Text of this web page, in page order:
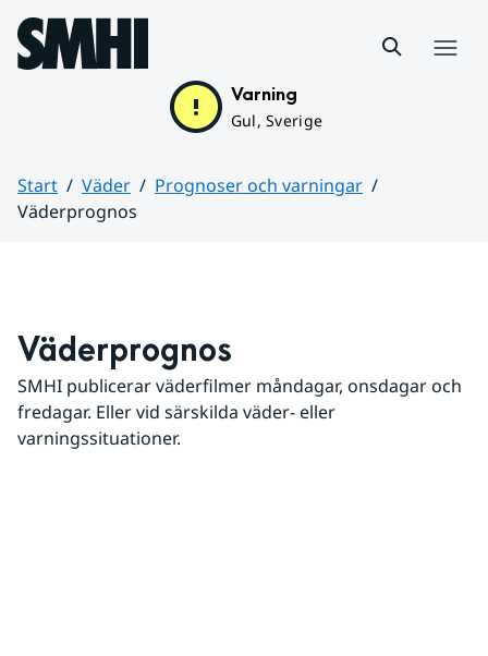
Hoppa till sidans innehåll
Varning
Gul, Sverige
Start Väder
Prognoser och varningar
Väderprognos
Väderprognos
SMHI publicerar väderfilmer måndagar, onsdagar och
fredagar. Eller vid särskilda väder- eller
varningssituationer.